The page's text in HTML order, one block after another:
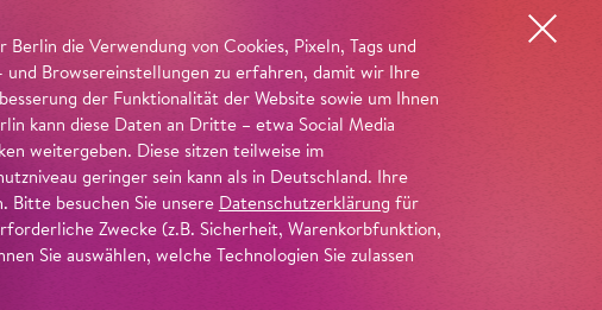
die Verwendung von Cookies, Pixeln, Tags und
und Browsereinstellungen zu erfahren, damit wir Ihre
der Funktionalität der Website sowie um Ihnen
kann diese Daten an Dritte – etwa Social Media
weitergeben. Diese sitzen teilweise im
geringer sein kann als in Deutschland. Ihre
Bitte besuchen Sie unsere Datenschutzerklärung für
Zwecke (z.B. Sicherheit, Warenkorbfunktion,
Sie auswählen, welche Technologien Sie zulassen